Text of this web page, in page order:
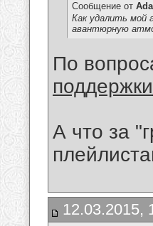
Сообщение от
Как удалить мой
авантюрную
По
поддержки
А что за
12.03.2015,